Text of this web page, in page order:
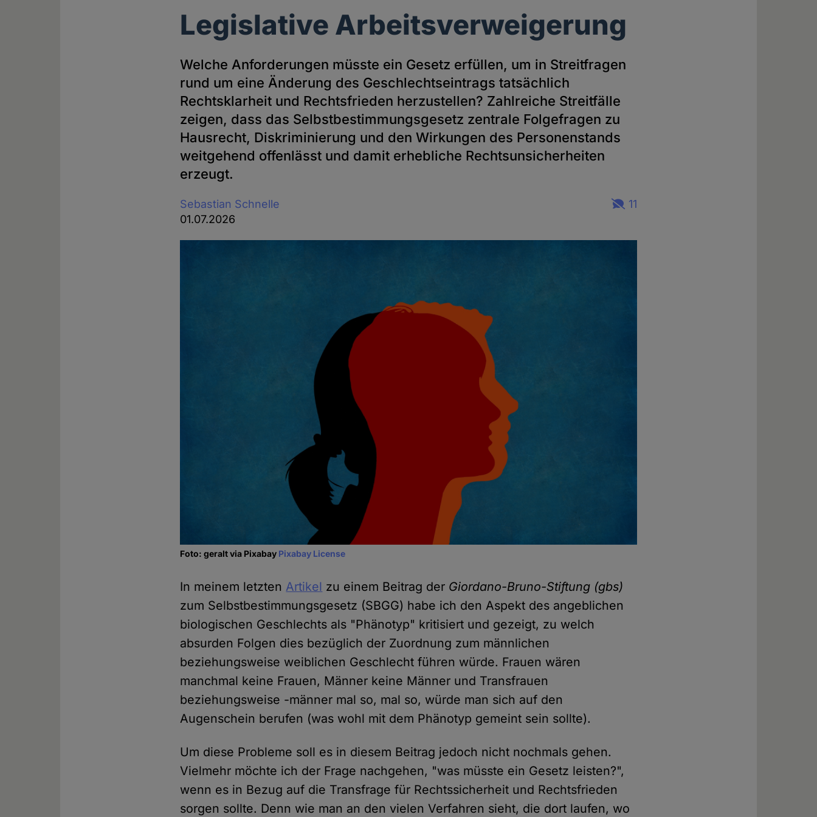
Legislative Arbeitsverweigerung
Welche Anforderungen müsste ein Gesetz erfüllen, um in Streitfragen
rund um eine Änderung des Geschlechtseintrags tatsächlich
Rechtsklarheit und Rechtsfrieden herzustellen? Zahlreiche Streitfälle
zeigen, dass das Selbstbestimmungsgesetz zentrale Folgefragen zu
Hausrecht, Diskriminierung und den Wirkungen des Personenstands
weitgehend offenlässt und damit erhebliche Rechtsunsicherheiten
erzeugt.
Sebastian Schnelle
01.07.2026
11
Foto: geralt via Pixabay Pixabay License
In meinem letztenArtikel zu einem Beitrag der Giordano-Bruno-Stiftung (gbs)
zum Selbstbestimmungsgesetz (SBGG) habe ich den Aspekt des angeblichen
biologischen Geschlechts als "Phänotyp" kritisiert und gezeigt, zu welch
absurden Folgen dies bezüglich der Zuordnung zum männlichen
beziehungsweise weiblichen Geschlecht führen würde. Frauen wären
manchmal keine Frauen, Männer keine Männer und Transfrauen
beziehungsweise -männer mal so, mal so, würde man sich auf den
Augenschein berufen (was wohl mit dem Phänotyp gemeint sein sollte).
Um diese Probleme soll es in diesem Beitrag jedoch nicht nochmals gehen.
Vielmehr möchte ich der Frage nachgehen, "was müsste ein Gesetz leisten?",
wenn es in Bezug auf die Transfrage für Rechtssicherheit und Rechtsfrieden
sorgen sollte. Denn wie man an den vielen Verfahren sieht, die dort laufen, wo